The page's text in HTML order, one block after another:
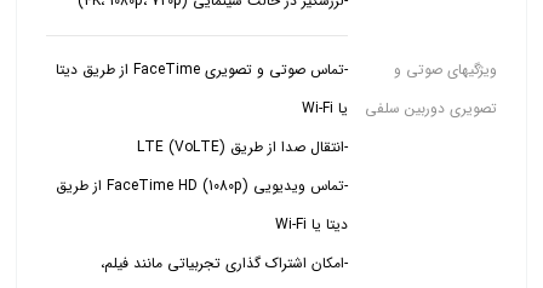
ویژگیهای صوتی و
تصویری دوربین سلفی
-تماس صوتی و تصویری FaceTime از طریق دیتا
یا Wi-Fi
-انتقال صدا از طریق LTE (VoLTE)
-تماس ویدیویی FaceTime HD (1080p) از طریق
دیتا یا Wi‑Fi
-امکان اشتراک گذاری تجربیاتی مانند فیلم،